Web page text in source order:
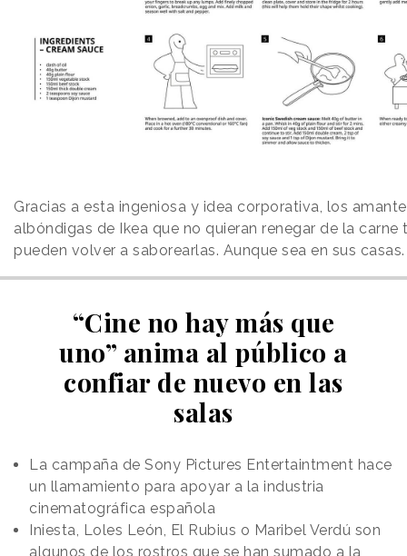
Gracias a esta ingeniosa y idea corporativa, los
albóndigas de Ikea que no quieran renegar de la carne
pueden volver a saborearlas. Aunque sea en sus casas.
“Cine no hay más que
uno” anima al público a
confiar de nuevo en las
salas
La campaña de Sony Pictures Entertaintment hace
un llamamiento para apoyar a la industria
cinematográfica española
Iniesta, Loles León, El Rubius o Maribel Verdú son
algunos de los rostros que se han sumado a la